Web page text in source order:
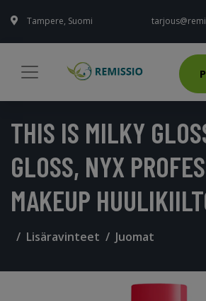
Tampere, Suomi
THIS IS MILKY
GLOSS, NYX
MAKEUP
Lisäravinteet Juomat